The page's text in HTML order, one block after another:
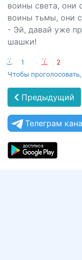
воины света, они
воины тьмы, они
- Эй, давай уже
шашки!
:-) 1 :-(
2
Чтобы
Предыдущий
Телеграм